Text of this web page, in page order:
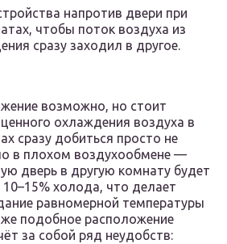
напротив двери при
чтобы поток воздуха из
сразу заходил в другое.
возможно, но стоит
охлаждения воздуха в
сразу добиться просто не
в плохом воздухообмене —
дверь в другую комнату будет
холода, что делает
равномерной температуры
подобное расположение
за собой ряд неудобств: